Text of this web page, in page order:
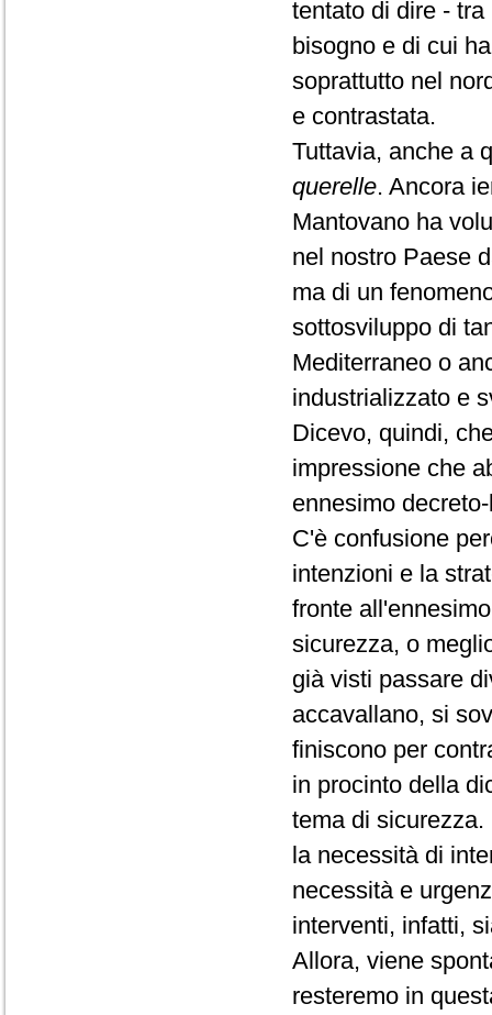
tentato di dire -
bisogno e di cui
soprattutto nel
e contrastata.
Tuttavia, anche a
querelle. Ancora
Mantovano ha
nel nostro Paese
ma di un
sottosviluppo di
Mediterraneo o
industrializzato e
Dicevo, quindi,
impressione che
ennesimo
C'è confusione
intenzioni e la
fronte
sicurezza, o
già visti passare
accavallano, si
finiscono per
in procinto della
tema di
la necessità di
necessità e
interventi, infatti,
Allora, viene
resteremo in